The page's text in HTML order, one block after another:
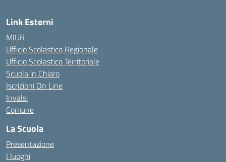
Link Esterni
MIUR
Ufficio Scolastico Regionale
Ufficio Scolastico Territoriale
Scuola in Chiaro
Iscrizioni On Line
Invalsi
Comune
La Scuola
Presentazione
I luoghi